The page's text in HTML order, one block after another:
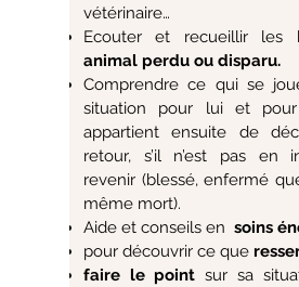
vétérinaire…
Ecouter et recueillir les
animal perdu ou disparu.
Comprendre ce qui se
situation pour lui et
appartient ensuite de
retour, s’il n’est pas en
revenir (blessé, enfermé
même mort).
Aide et conseils en soins
pour découvrir ce que
faire le pointsur sa